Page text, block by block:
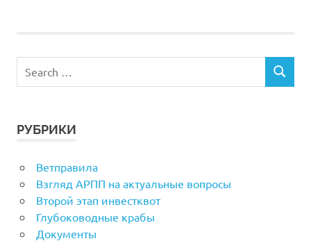
РУБРИКИ
Ветправила
Взгляд АРПП на актуальные вопросы
Второй этап инвестквот
Глубоководные крабы
Документы